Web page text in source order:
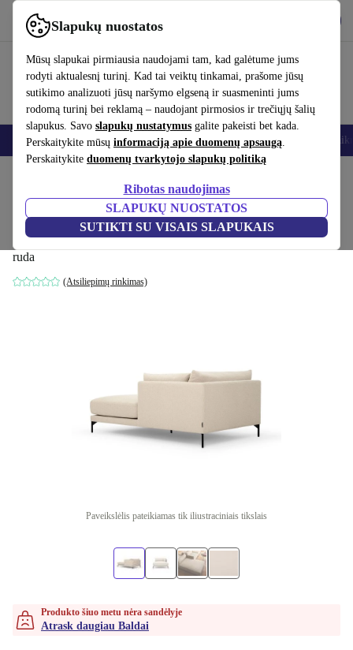
Slapukų nuostatos
Mūsų slapukai pirmiausia naudojami tam, kad galėtume jums
rodyti aktualesnį turinį. Kad tai veiktų tinkamai, prašome jūsų
sutikimo analizuoti jūsų naršymo elgseną ir suasmeninti jums
rodomą turinį bei reklamą – naudojant pirmosios ir trečiųjų šalių
slapukus. Savo slapukų nustatymus galite pakeisti bet kada.
Perskaitykite mūsų informaciją apie duomenų apsaugą.
Perskaitykite duomenų tvarkytojo slapukų politiką
Ribotas naudojimas
SLAPUKŲ NUOSTATOS
SUTIKTI SU VISAIS SLAPUKAIS
Naudok refurbed greitai ir paprastai
Išmanieji telefonai Nešiojamieji kompiuteriai Planšetės Išmanieji
Vincent vienvietis dešinė recamier Pasha
Dune
ruda
(Atsiliepimų rinkimas)
Paveikslėlis pateikiamas tik iliustraciniais tikslais
Produkto šiuo metu nėra sandėlyje
Atrask daugiau Baldai